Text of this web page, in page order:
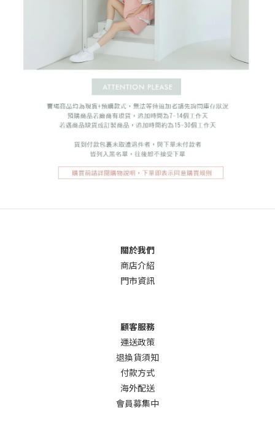
關於我們
商店介紹
門市資訊
顧客服務
運送政策
退換貨須知
付款方式
海外配送
會員募集中